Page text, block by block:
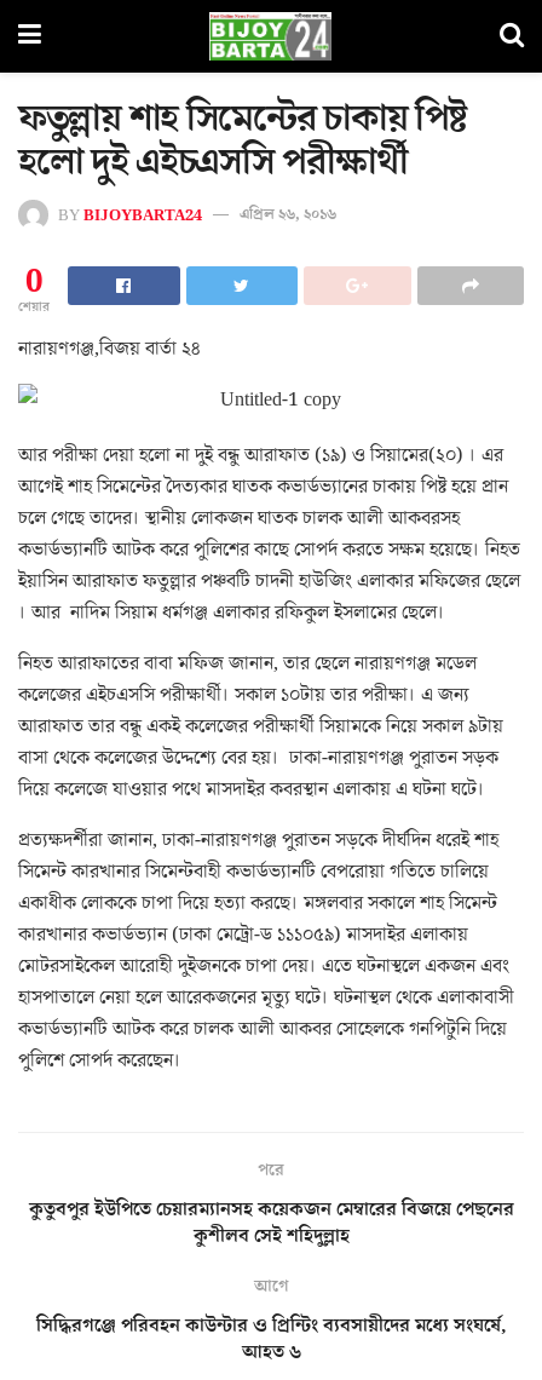
ফতুল্লায় শাহ সিমেন্টের চাকায় পিষ্ট
হলো দুই এইচএসসি পরীক্ষার্থী
BYBIJOYBARTA24 এপ্রিল ২৬, ২০১৬
0
শেয়ার
নারায়ণগঞ্জ,বিজয় বার্তা ২৪
আর পরীক্ষা দেয়া হলো না দুই বন্ধু আরাফাত (১৯) ও সিয়ামের(২০) । এর
আগেই শাহ সিমেন্টের দৈত্যকার ঘাতক কভার্ডভ্যানের চাকায় পিষ্ট হয়ে প্রান
চলে গেছে তাদের। স্থানীয় লোকজন ঘাতক চালক আলী আকবরসহ
কভার্ডভ্যানটি আটক করে পুলিশের কাছে সোপর্দ করতে সক্ষম হয়েছে। নিহত
ইয়াসিন আরাফাত ফতুল্লার পঞ্চবটি চাদনী হাউজিং এলাকার মফিজের ছেলে
। আর নাদিম সিয়াম ধর্মগঞ্জ এলাকার রফিকুল ইসলামের ছেলে।
নিহত আরাফাতের বাবা মফিজ জানান, তার ছেলে নারায়ণগঞ্জ মডেল
কলেজের এইচএসসি পরীক্ষার্থী। সকাল ১০টায় তার পরীক্ষা। এ জন্য
আরাফাত তার বন্ধু একই কলেজের পরীক্ষার্থী সিয়ামকে নিয়ে সকাল ৯টায়
বাসা থেকে কলেজের উদ্দেশ্যে বের হয়। ঢাকা-নারায়ণগঞ্জ পুরাতন সড়ক
দিয়ে কলেজে যাওয়ার পথে মাসদাইর কবরস্থান এলাকায় এ ঘটনা ঘটে।
প্রত্যক্ষদর্শীরা জানান, ঢাকা-নারায়ণগঞ্জ পুরাতন সড়কে দীর্ঘদিন ধরেই শাহ
সিমেন্ট কারখানার সিমেন্টবাহী কভার্ডভ্যানটি বেপরোয়া গতিতে চালিয়ে
একাধীক লোককে চাপা দিয়ে হত্যা করছে। মঙ্গলবার সকালে শাহ সিমেন্ট
কারখানার কভার্ডভ্যান (ঢাকা মেট্রো-ড ১১১০৫৯) মাসদাইর এলাকায়
মোটরসাইকেল আরোহী দুইজনকে চাপা দেয়। এতে ঘটনাস্থলে একজন এবং
হাসপাতালে নেয়া হলে আরেকজনের মৃত্যু ঘটে। ঘটনাস্থল থেকে এলাকাবাসী
কভার্ডভ্যানটি আটক করে চালক আলী আকবর সোহেলকে গনপিটুনি দিয়ে
পুলিশে সোপর্দ করেছেন।
পরে
কুতুবপুর ইউপিতে চেয়ারম্যানসহ কয়েকজন মেম্বারের বিজয়ে পেছনের
কুশীলব সেই শহিদুল্লাহ
আগে
সিদ্ধিরগঞ্জে পরিবহন কাউন্টার ও প্রিন্টিং ব্যবসায়ীদের মধ্যে সংঘর্ষে,
আহত ৬